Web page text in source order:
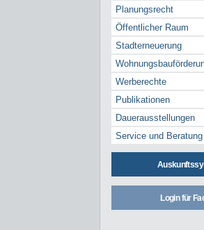
Planungsrecht
Öffentlicher Raum
Stadterneuerung
Werberechte
Publikationen
Dauerausstellungen
Service und Beratung
Login für